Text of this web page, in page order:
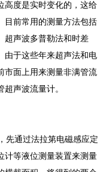
高度是实时变化的，这给
目前常用的测量方法包括
超声波多普勒法和时差
由于这些年来超声法和电
市面上用来测量非满管流
声波流量计。
先通过法拉第电磁感应定
计等液位测量装置来测量